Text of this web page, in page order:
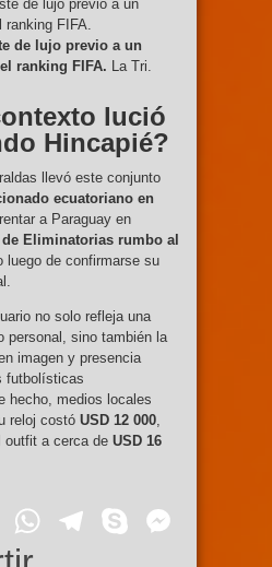
de lujo previo a un
ranking FIFA.
La Tri.
lució
Hincapié?
llevó este conjunto
ecuatoriano en
a Paraguay en
Eliminatorias rumbo al
luego de confirmarse su
no solo refleja una
personal, sino también la
imagen y presencia
futbolísticas
hecho, medios locales
reloj costó USD 12 000
outfit a cerca de USD 16
EmailWhatsApp
Telegram
Skype